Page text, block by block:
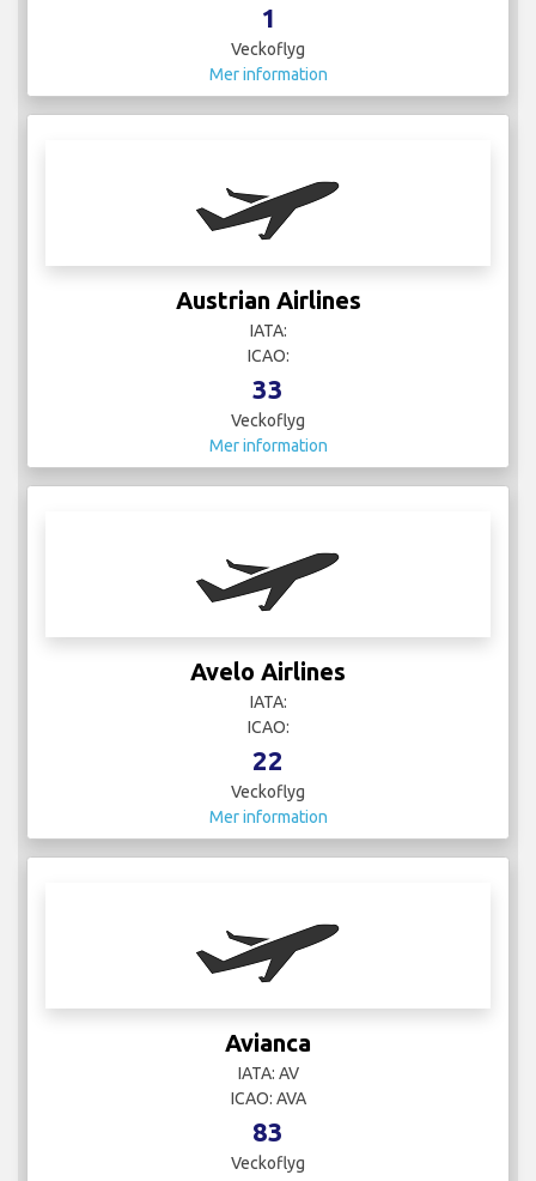
1
Veckoflyg
Mer information
Austrian Airlines
IATA:
ICAO:
33
Veckoflyg
Mer information
Avelo Airlines
IATA:
ICAO:
22
Veckoflyg
Mer information
Avianca
IATA: AV
ICAO: AVA
83
Veckoflyg